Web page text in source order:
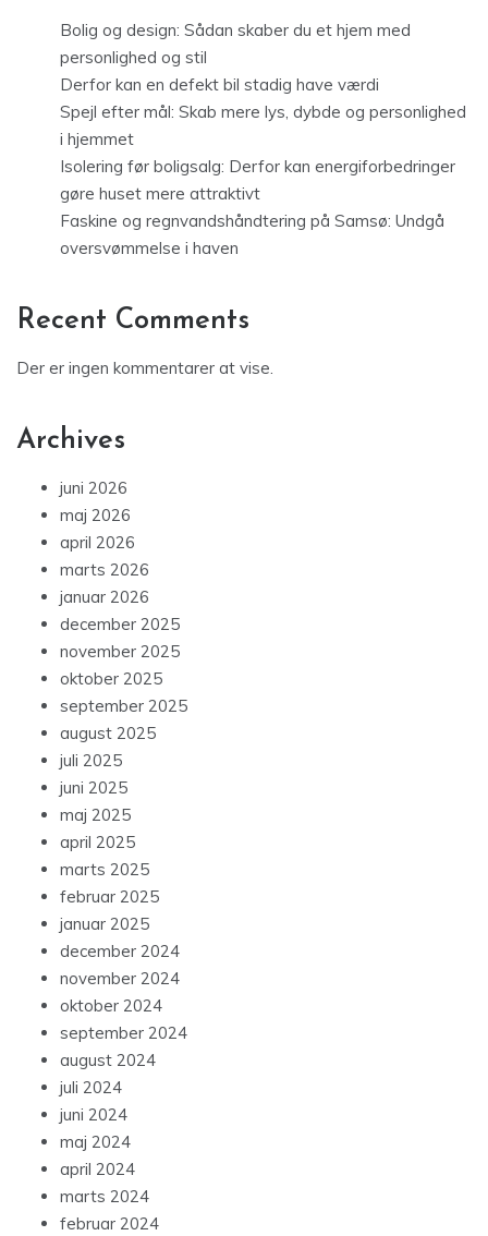
Bolig og design: Sådan skaber du et hjem med
personlighed og stil
Derfor kan en defekt bil stadig have værdi
Spejl efter mål: Skab mere lys, dybde og personlighed
i hjemmet
Isolering før boligsalg: Derfor kan energiforbedringer
gøre huset mere attraktivt
Faskine og regnvandshåndtering på Samsø: Undgå
oversvømmelse i haven
Recent Comments
Der er ingen kommentarer at vise.
Archives
juni 2026
maj 2026
april 2026
marts 2026
januar 2026
december 2025
november 2025
oktober 2025
september 2025
august 2025
juli 2025
juni 2025
maj 2025
april 2025
marts 2025
februar 2025
januar 2025
december 2024
november 2024
oktober 2024
september 2024
august 2024
juli 2024
juni 2024
maj 2024
april 2024
marts 2024
februar 2024